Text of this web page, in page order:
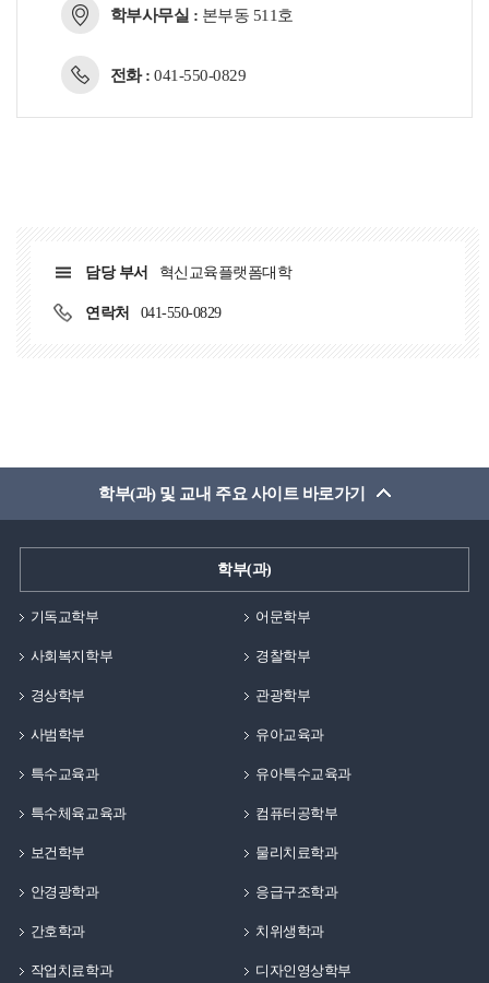
학부사무실 : 본부동 511호
전화 :041-550-0829
담당 부서 혁신교육플랫폼대학
연락처 041-550-0829
학부(과) 및 교내 주요 사이트 바로가기
학부(과)
기독교학부 어문학부
사회복지학부 경찰학부
경상학부 관광학부
사범학부 유아교육과
특수교육과 유아특수교육과
특수체육교육과 컴퓨터공학부
보건학부 물리치료학과
안경광학과 응급구조학과
간호학과 치위생학과
작업치료학과 디자인영상학부